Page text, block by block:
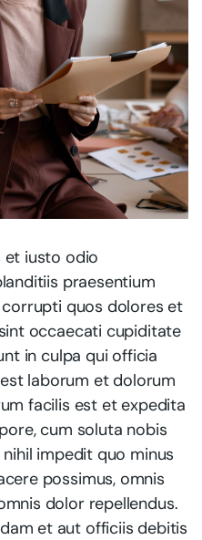
et iusto odio
praesentium
quos dolores et
occaecati cupiditate
in culpa qui officia
laborum et dolorum
facilis est et expedita
cum soluta nobis
impedit quo minus
possimus, omnis
dolor repellendus.
et aut officiis debitis